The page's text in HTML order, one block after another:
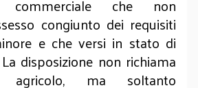
commerciale che non
congiunto dei requisiti
e che versi in stato di
disposizione non richiama
agricolo, ma soltanto